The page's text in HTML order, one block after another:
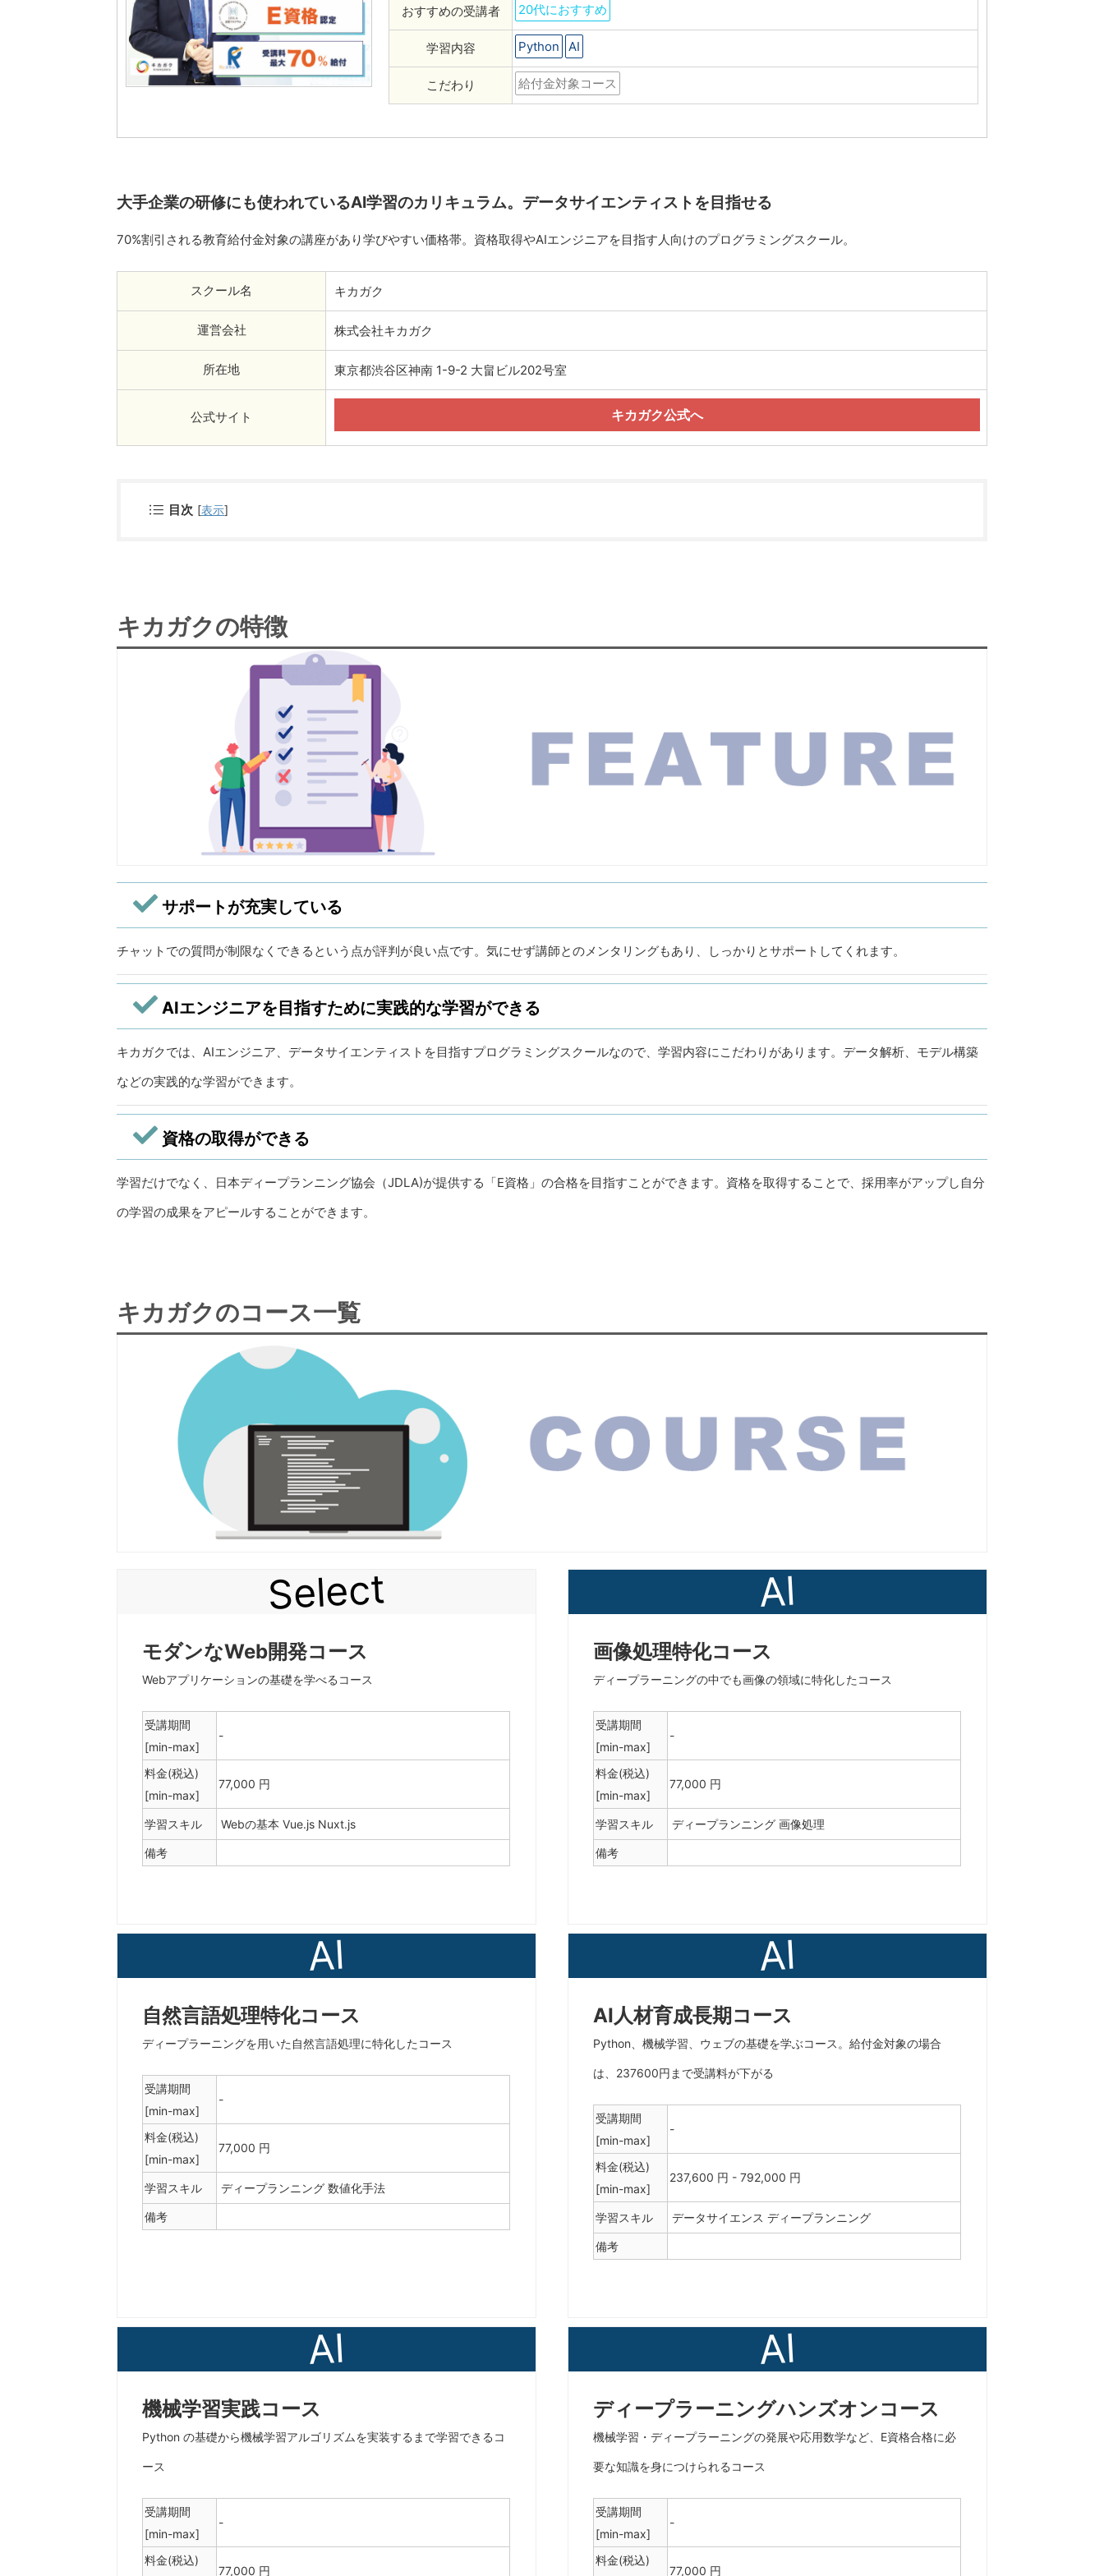
おすすめの受講者 20代におすすめ
学習内容 Python AI
こだわり 給付金対象コース
大手企業の研修にも使われているAI学習のカリキュラム。データサイエンティストを目指せる
70%割引される教育給付金対象の講座があり学びやすい価格帯。資格取得やAIエンジニアを目指す人向けのプログラミングスクール。
スクール名 キカガク
運営会社 株式会社キカガク
所在地 東京都渋谷区神南 1-9-2 大畠ビル202号室
公式サイト キカガク公式へ
目次 [表示]
キカガクの特徴
サポートが充実している
チャットでの質問が制限なくできるという点が評判が良い点です。気にせず講師とのメンタリングもあり、しっかりとサポートしてくれます。
AIエンジニアを目指すために実践的な学習ができる
キカガクでは、AIエンジニア、データサイエンティストを目指すプログラミングスクールなので、学習内容にこだわりがあります。データ解析、モデル構築
などの実践的な学習ができます。
資格の取得ができる
学習だけでなく、日本ディープランニング協会（JDLA)が提供する「E資格」の合格を目指すことができます。資格を取得することで、採用率がアップし自分
の学習の成果をアピールすることができます。
キカガクのコース一覧
Select
モダンなWeb開発コース
Webアプリケーションの基礎を学べるコース
受講期間
[min-max]
-
料金(税込)
[min-max]
77,000 円
学習スキル Webの基本 Vue.js Nuxt.js
備考
AI
画像処理特化コース
ディープラーニングの中でも画像の領域に特化したコース
受講期間
[min-max]
-
料金(税込)
[min-max]
77,000 円
学習スキル ディープランニング画像処理
備考
AI
自然言語処理特化コース
ディープラーニングを用いた自然言語処理に特化したコース
受講期間
[min-max]
-
料金(税込)
[min-max]
77,000 円
学習スキル ディープランニング 数値化⼿法
備考
AI
AI人材育成長期コース
Python、機械学習、ウェブの基礎を学ぶコース。給付金対象の場合
は、237600円まで受講料が下がる
受講期間
[min-max]
-
料金(税込)
[min-max]
237,600 円 - 792,000 円
学習スキル データサイエンスディープランニング
備考
AI
機械学習実践コース
Python の基礎から機械学習アルゴリズムを実装するまで学習できるコ
ース
受講期間
[min-max]
-
料金(税込)
77,000 円
AI
ディープラーニングハンズオンコース
機械学習・ディープラーニングの発展や応用数学など、E資格合格に必
要な知識を身につけられるコース
受講期間
[min-max]
-
料金(税込)
77,000 円